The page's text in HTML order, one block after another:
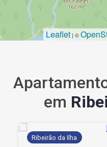
Leaflet| ©
em
Ribeirão da Ilha